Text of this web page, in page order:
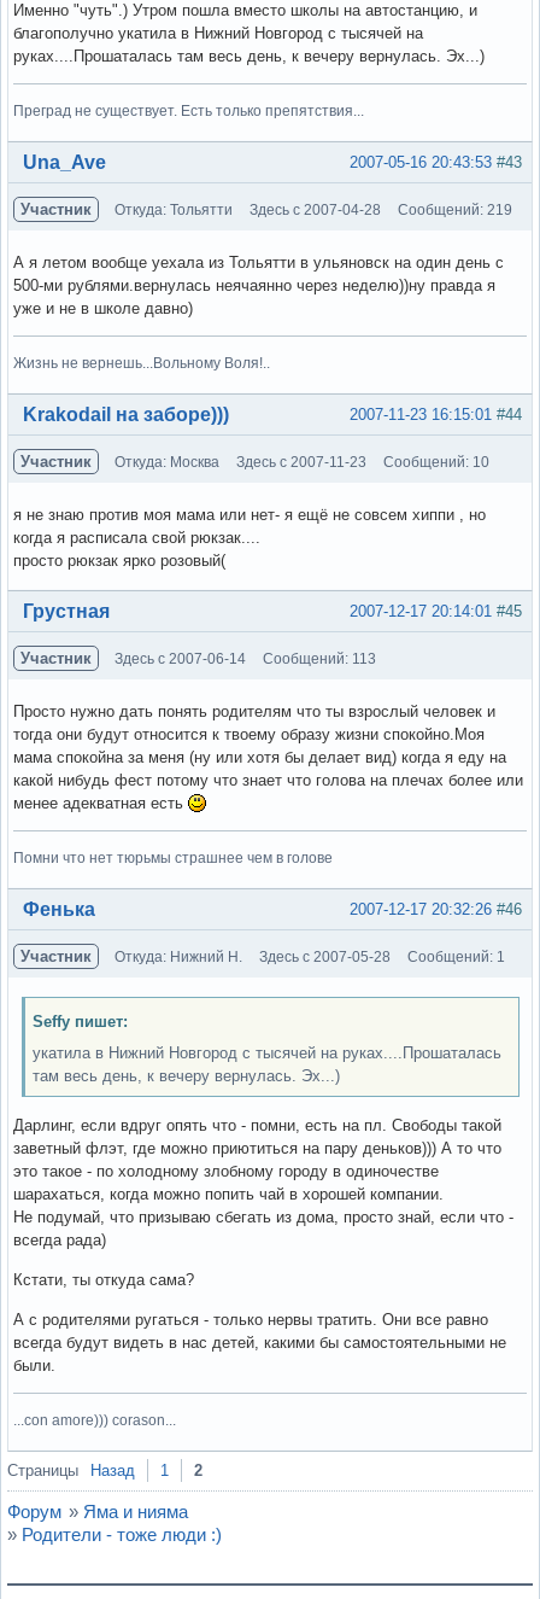
Именно "чуть".) Утром пошла вместо школы на автостанцию, и
благополучно укатила в Нижний Новгород с тысячей на
руках....Прошаталась там весь день, к вечеру вернулась. Эх...)
Преград не существует. Есть только препятствия...
Вне форума #43
2007-05-16 20:43:53
Una_Ave
Участник Откуда: Тольятти Здесь с 2007-04-28 Сообщений: 219
А я летом вообще уехала из Тольятти в ульяновск на один день с
500-ми рублями.вернулась неячаянно через неделю))ну правда я
уже и не в школе давно)
Жизнь не вернешь...Вольному Воля!..
Вне форума #44
2007-11-23 16:15:01
Krakodail на заборе)))
Участник Откуда: Москва Здесь с 2007-11-23 Сообщений: 10
я не знаю против моя мама или нет- я ещё не совсем хиппи , но
когда я расписала свой рюкзак....
просто рюкзак ярко розовый(
Вне форума #45
2007-12-17 20:14:01
Грустная
Участник Здесь с 2007-06-14 Сообщений: 113
Просто нужно дать понять родителям что ты взрослый человек и
тогда они будут относится к твоему образу жизни спокойно.Моя
мама спокойна за меня (ну или хотя бы делает вид) когда я еду на
какой нибудь фест потому что знает что голова на плечах более или
менее адекватная есть
Помни что нет тюрьмы страшнее чем в голове
Вне форума #46
2007-12-17 20:32:26
Фенька
Участник Откуда: Нижний Н. Здесь с 2007-05-28 Сообщений: 1
Seffy пишет:
укатила в Нижний Новгород с тысячей на руках....Прошаталась
там весь день, к вечеру вернулась. Эх...)
Дарлинг, если вдруг опять что - помни, есть на пл. Свободы такой
заветный флэт, где можно приютиться на пару деньков))) А то что
это такое - по холодному злобному городу в одиночестве
шарахаться, когда можно попить чай в хорошей компании.
Не подумай, что призываю сбегать из дома, просто знай, если что -
всегда рада)
Кстати, ты откуда сама?
А с родителями ругаться - только нервы тратить. Они все равно
всегда будут видеть в нас детей, какими бы самостоятельными не
были.
...con amore))) corason...
Вне форума
Страницы Назад 1 2
Форум » Яма и нияма
» Родители - тоже люди :)